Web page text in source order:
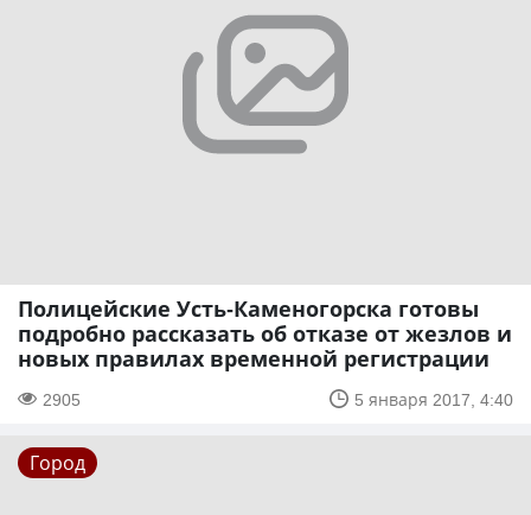
Полицейские Усть-Каменогорска готовы
подробно рассказать об отказе от жезлов и
новых правилах временной регистрации
2905 5 января 2017, 4:40
Город